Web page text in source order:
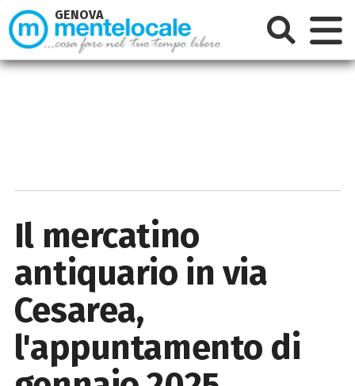
Il mercatino
antiquario in via
Cesarea,
l'appuntamento di
GENOVA